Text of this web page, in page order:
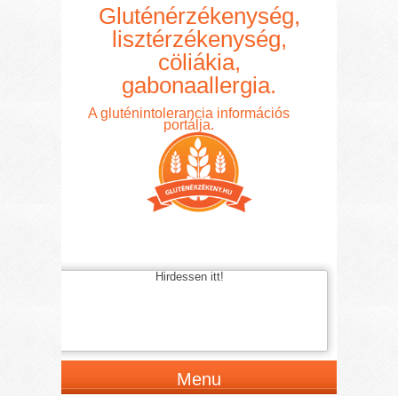
Gluténérzékenység,
lisztérzékenység,
cöliákia,
gabonaallergia.
A gluténintolerancia információs
portálja.
Hirdessen itt!
Menu